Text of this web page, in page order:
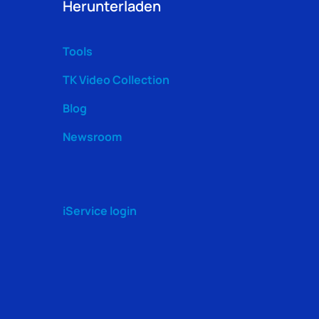
Herunterladen
Tools
TK Video Collection
Blog
Newsroom
iService login